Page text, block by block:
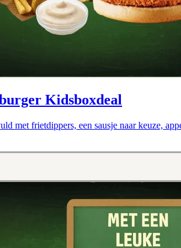
Kidsboxdeal
met frietdippers, een sausje naar keuze,